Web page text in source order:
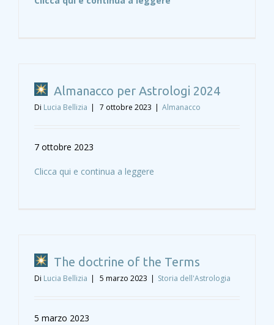
Almanacco per Astrologi 2024
Di Lucia Bellizia | 7 ottobre 2023 | Almanacco
7 ottobre 2023
Clicca qui e continua a leggere
The doctrine of the Terms
Di Lucia Bellizia | 5 marzo 2023 | Storia dell'Astrologia
5 marzo 2023